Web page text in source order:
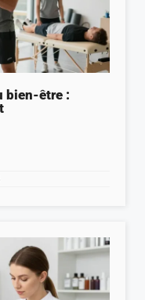
bien-être :